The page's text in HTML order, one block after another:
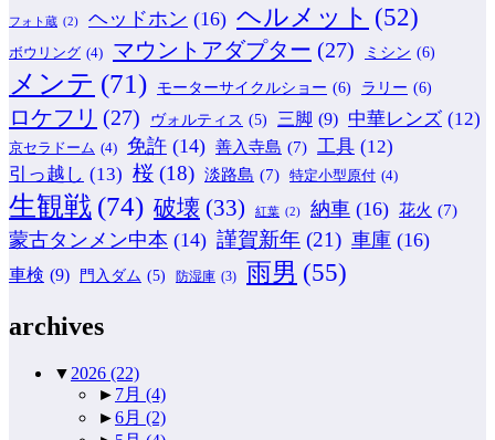
フォト蔵 (2) ヘッドホン (16) ヘルメット (52)
ボウリング (4) マウントアダプター (27) ミシン (6)
メンテ (71) モーターサイクルショー (6) ラリー (6)
ロケフリ (27) ヴォルティス (5) 三脚 (9) 中華レンズ (12)
京セラドーム (4) 免許 (14) 善入寺島 (7) 工具 (12)
引っ越し (13) 桜 (18) 淡路島 (7) 特定小型原付 (4)
生観戦 (74) 破壊 (33) 紅葉 (2) 納車 (16) 花火 (7)
蒙古タンメン中本 (14) 謹賀新年 (21) 車庫 (16)
車検 (9) 門入ダム (5) 防湿庫 (3) 雨男 (55)
archives
▼ 2026 (22)
► 7月 (4)
►6月 (2)